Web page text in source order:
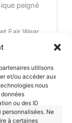
utilisons
et/ou accéder aux
nous
données
ou des ID
Ne
à certaines
peigné
Fair Wear
du
employés)
à froid (max
lavage et